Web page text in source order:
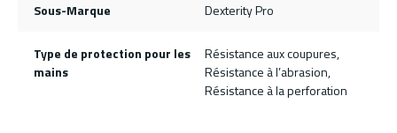
Sous-Marque Dexterity Pro
Type de protection pour les
mains
Résistance aux coupures,
Résistance à l’abrasion,
Résistance à la perforation